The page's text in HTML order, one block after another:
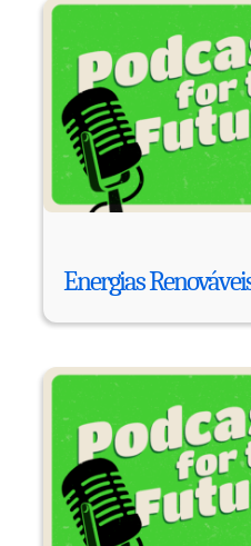
Energias